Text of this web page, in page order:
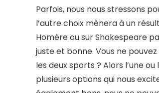
Parfois, nous nous stressons
l’autre choix mènera à un
Homère ou sur Shakespeare
juste et bonne. Vous ne
les deux sports ? Alors l’une
plusieurs options qui nous